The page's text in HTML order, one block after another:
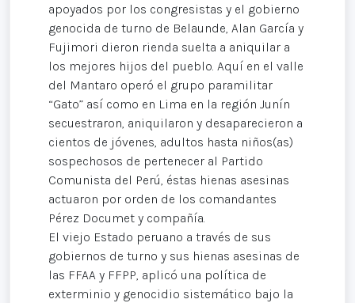
apoyados por los congresistas y el gobierno
genocida de turno de Belaunde, Alan García y
Fujimori dieron rienda suelta a aniquilar a
los mejores hijos del pueblo. Aquí en el valle
del Mantaro operó el grupo paramilitar
“Gato” así como en Lima en la región Junín
secuestraron, aniquilaron y desaparecieron a
cientos de jóvenes, adultos hasta niños(as)
sospechosos de pertenecer al Partido
Comunista del Perú, éstas hienas asesinas
actuaron por orden de los comandantes
Pérez Documet y compañía.
El viejo Estado peruano a través de sus
gobiernos de turno y sus hienas asesinas de
las FFAA y FFPP, aplicó una política de
exterminio y genocidio sistemático bajo la